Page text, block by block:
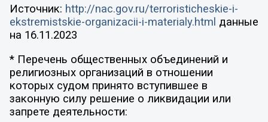
Источник: http://nac.gov.ru/terroristicheskie-i-
ekstremistskie-organizacii-i-materialy.html данные
на 16.11.2023
* Перечень общественных объединений и
религиозных организаций в отношении
которых судом принято вступившее в
законную силу решение о ликвидации или
запрете деятельности: